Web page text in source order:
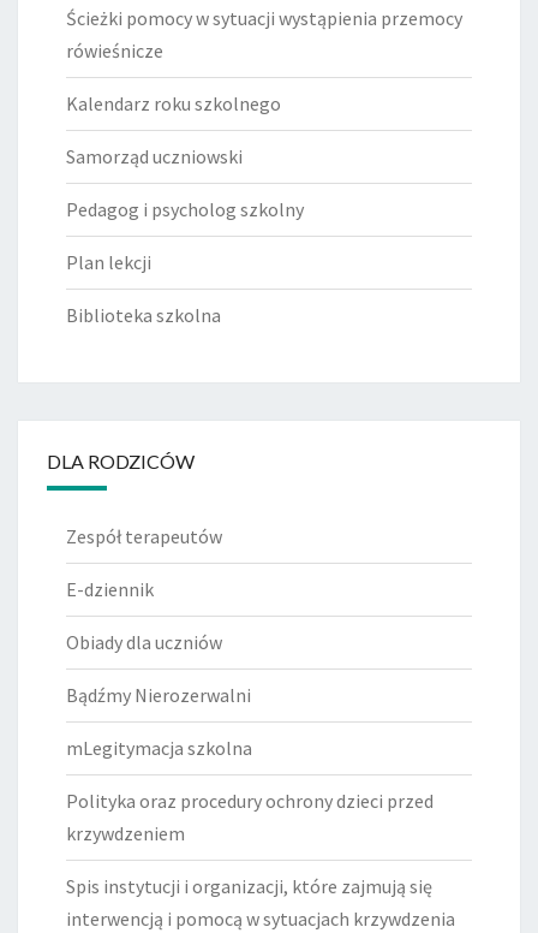
Ścieżki pomocy w sytuacji wystąpienia przemocy
rówieśnicze
Kalendarz roku szkolnego
Samorząd uczniowski
Pedagog i psycholog szkolny
Plan lekcji
Biblioteka szkolna
DLA RODZICÓW
Zespół terapeutów
E-dziennik
Obiady dla uczniów
Bądźmy Nierozerwalni
mLegitymacja szkolna
Polityka oraz procedury ochrony dzieci przed
krzywdzeniem
Spis instytucji i organizacji, które zajmują się
interwencją i pomocą w sytuacjach krzywdzenia